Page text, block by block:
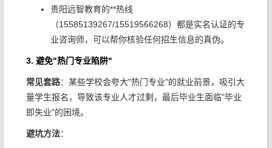
贵阳远智教育的**热线
（15585139267/15519566268）都是实名认证的专
业咨询师，可以帮你核验任何招生信息的真伪。
3. 避免"热门专业陷阱"
常见套路：某些学校会夸大"热门专业"的就业前景，吸引大
量学生报名，导致该专业人才过剩，最后毕业生面临"毕业
即失业"的困境。
避坑方法：